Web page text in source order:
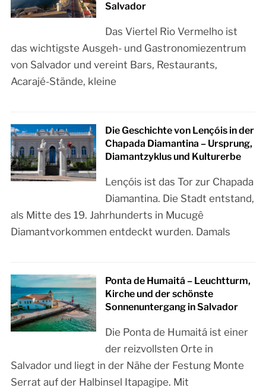
Salvador
Das Viertel Rio Vermelho ist
das wichtigste Ausgeh- und Gastronomiezentrum
von Salvador und vereint Bars, Restaurants,
Acarajé-Stände, kleine
Die Geschichte von Lençóis in der
Chapada Diamantina – Ursprung,
Diamantzyklus und Kulturerbe
Lençóis ist das Tor zur Chapada
Diamantina. Die Stadt entstand,
als Mitte des 19. Jahrhunderts in Mucugê
Diamantvorkommen entdeckt wurden. Damals
Ponta de Humaitá – Leuchtturm,
Kirche und der schönste
Sonnenuntergang in Salvador
Die Ponta de Humaitá ist einer
der reizvollsten Orte in
Salvador und liegt in der Nähe der Festung Monte
Serrat auf der Halbinsel Itapagipe. Mit